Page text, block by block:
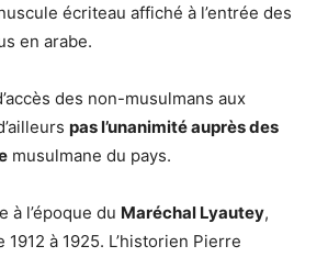
écriteau affiché à l’entrée des
en arabe.
des non-musulmans aux
pas l’unanimité auprès des
musulmane du pays.
à l’époque du Maréchal Lyautey,
à 1925. L’historien Pierre